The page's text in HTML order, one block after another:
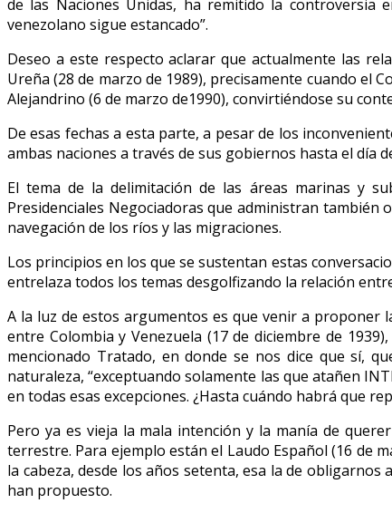
de las Naciones Unidas, ha remitido la controversia
venezolano sigue estancado”.
Deseo a este respecto aclarar que actualmente las
Ureña (28 de marzo de 1989), precisamente cuando el
Alejandrino (6 de marzo de1990), convirtiéndose su
De esas fechas a esta parte, a pesar de los
ambas naciones a través de sus gobiernos hasta el día
El tema de la delimitación de las áreas marinas y
Presidenciales Negociadoras que administran
navegación de los ríos y las migraciones.
Los principios en los que se sustentan estas
entrelaza todos los temas desgolfizando la relación
A la luz de estos argumentos es que venir a proponer
entre Colombia y Venezuela (17 de diciembre de
mencionado Tratado, en donde se nos dice que sí,
naturaleza, “exceptuando solamente las que atañen
en todas esas excepciones. ¿Hasta cuándo habrá que
Pero ya es vieja la mala intención y la manía de
terrestre. Para ejemplo están el Laudo Español (16 de
la cabeza, desde los años setenta, esa la de
han propuesto.